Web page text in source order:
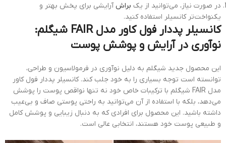
در صورت نیاز، می‌توانید از یک براشآرایشی برای پخش بهتر و
یکنواخت‌تر کانسیلر استفاده کنید.
کانسیلر پددار فول كاور مدل FAIR شیگلم:
نوآوری در آرایش و پوشش پوست
این محصول جدید شیگلم به دلیل نوآوری در فرمولاسیون و طراحی،
توانسته است توجه بسیاری را به خود جلب کند. کانسیلر پددار فول کاور
مدل FAIR شیگلم با ترکیبات خاص خود نه تنها نواقص پوست را پوشش
می‌دهد، بلکه با استفاده از آن می‌توانید به راحتی پوستی صاف و بی‌عیب
داشته باشید. این محصول برای افرادی که به دنبال زیبایی و پوشش کامل
و طبیعی پوست خود هستند، انتخابی عالی است.